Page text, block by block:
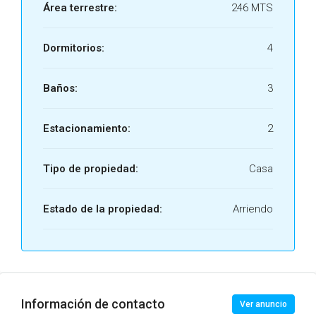
Área terrestre: 246 MTS
Dormitorios: 4
Baños: 3
Estacionamiento: 2
Tipo de propiedad: Casa
Estado de la propiedad: Arriendo
Información de contacto Ver anuncio